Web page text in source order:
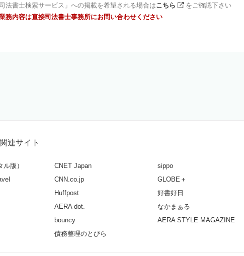
司法書士検索サービス」への掲載を希望される場合はこちら
をご確認下さい
務内容は直接司法書士事務所にお問い合わせください
連サイト
版）
CNET Japan
CNN.co.jp
Huffpost
AERA dot.
bouncy
債務整理のとびら
sippo
GLOBE＋
好書好日
なかまぁる
AERA STYLE MAGAZINE